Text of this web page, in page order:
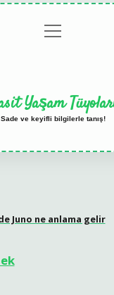
menüyü
aç
Yaşam
Sade ve keyifli bilgilerle tanış!
Juno ne anlama gelir